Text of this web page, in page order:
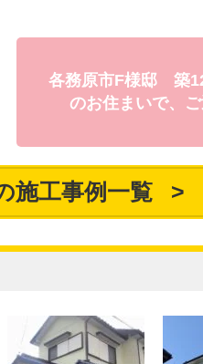
各務原市F様邸 築
のお住まいで、
施工事例一覧